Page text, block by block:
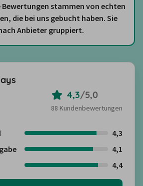
Bewertungen stammen von echten
die bei uns gebucht haben. Sie
Anbieter gruppiert.
4,3/5,0
88 Kundenbewertungen
4,3
4,1
4,4